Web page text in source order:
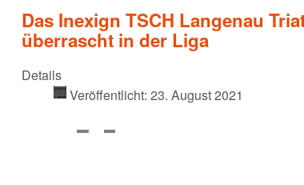
Das Inexign TSCH Langenau
überrascht in der Liga
Details
Veröffentlicht: 23. August 2021